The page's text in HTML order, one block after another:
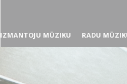
IZMANTOJU MŪZIKU RADU